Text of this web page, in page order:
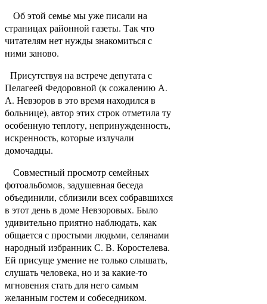
Об этой семье мы уже писали на
страницах районной газеты. Так что
читателям нет нужды знакомиться с
ними заново.
Присутствуя на встрече депутата с
Пелагеей Федоровной (к сожалению А.
А. Невзоров в это время находился в
больнице), автор этих строк отметила ту
особенную теплоту, непринужденность,
искренность, которые излучали
домочадцы.
Совместный просмотр семейных
фотоальбомов, задушевная беседа
объединили, сблизили всех собравшихся
в этот день в доме Невзоровых. Было
удивительно приятно наблюдать, как
общается с простыми людьми, селянами
народный избранник С. В. Коростелева.
Ей присуще умение не только слышать,
слушать человека, но и за какие-то
мгновения стать для него самым
желанным гостем и собеседником.